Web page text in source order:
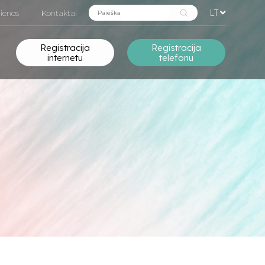
Kontaktai LT
Registracija
internetu
Registracija
telefonu